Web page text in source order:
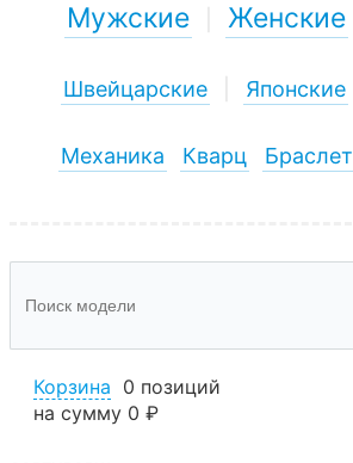
Мужские Женские
Швейцарские Японские
Механика Кварц Браслет
Корзина 0 позиций
на сумму 0 ₽